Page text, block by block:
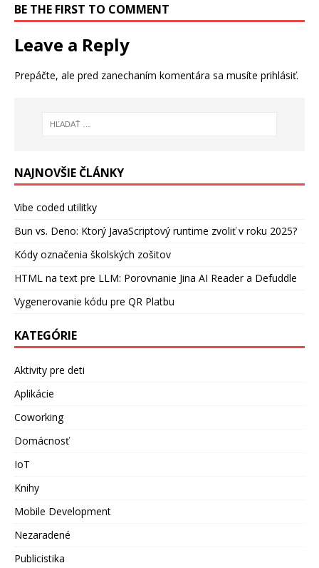
BE THE FIRST TO COMMENT
Leave a Reply
Prepáčte, ale pred zanechaním komentára sa musíte prihlásiť.
NAJNOVŠIE ČLÁNKY
Vibe coded utilitky
Bun vs. Deno: Ktorý JavaScriptový runtime zvoliť v roku 2025?
Kódy označenia školských zošitov
HTML na text pre LLM: Porovnanie Jina AI Reader a Defuddle
Vygenerovanie kódu pre QR Platbu
KATEGÓRIE
Aktivity pre deti
Aplikácie
Coworking
Domácnosť
IoT
Knihy
Mobile Development
Nezaradené
Publicistika